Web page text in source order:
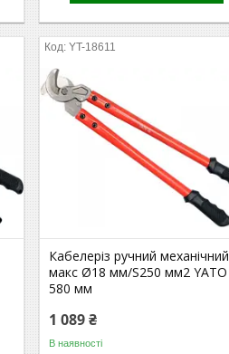
YT-18611
Кабелеріз ручний механічний
макс Ø18 мм/S250 мм2 YATO
580 мм
1 089 ₴
В наявності